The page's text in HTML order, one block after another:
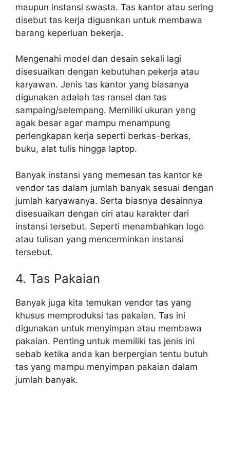
maupun instansi swasta. Tas kantor atau sering
disebut tas kerja diguankan untuk membawa
barang keperluan bekerja.
Mengenahi model dan desain sekali lagi
disesuaikan dengan kebutuhan pekerja atau
karyawan. Jenis tas kantor yang biasanya
digunakan adalah tas ransel dan tas
sampaing/selempang. Memiliki ukuran yang
agak besar agar mampu menampung
perlengkapan kerja seperti berkas-berkas,
buku, alat tulis hingga laptop.
Banyak instansi yang memesan tas kantor ke
vendor tas dalam jumlah banyak sesuai dengan
jumlah karyawanya. Serta biasnya desainnya
disesuaikan dengan ciri atau karakter dari
instansi tersebut. Seperti menambahkan logo
atau tulisan yang mencerminkan instansi
tersebut.
4. Tas Pakaian
Banyak juga kita temukan vendor tas yang
khusus memproduksi tas pakaian. Tas ini
digunakan untuk menyimpan atau membawa
pakaian. Penting untuk memiliki tas jenis ini
sebab ketika anda kan berpergian tentu butuh
tas yang mampu menyimpan pakaian dalam
jumlah banyak.